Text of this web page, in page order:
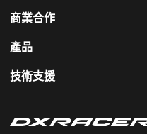
商業合作
產品
技術支援